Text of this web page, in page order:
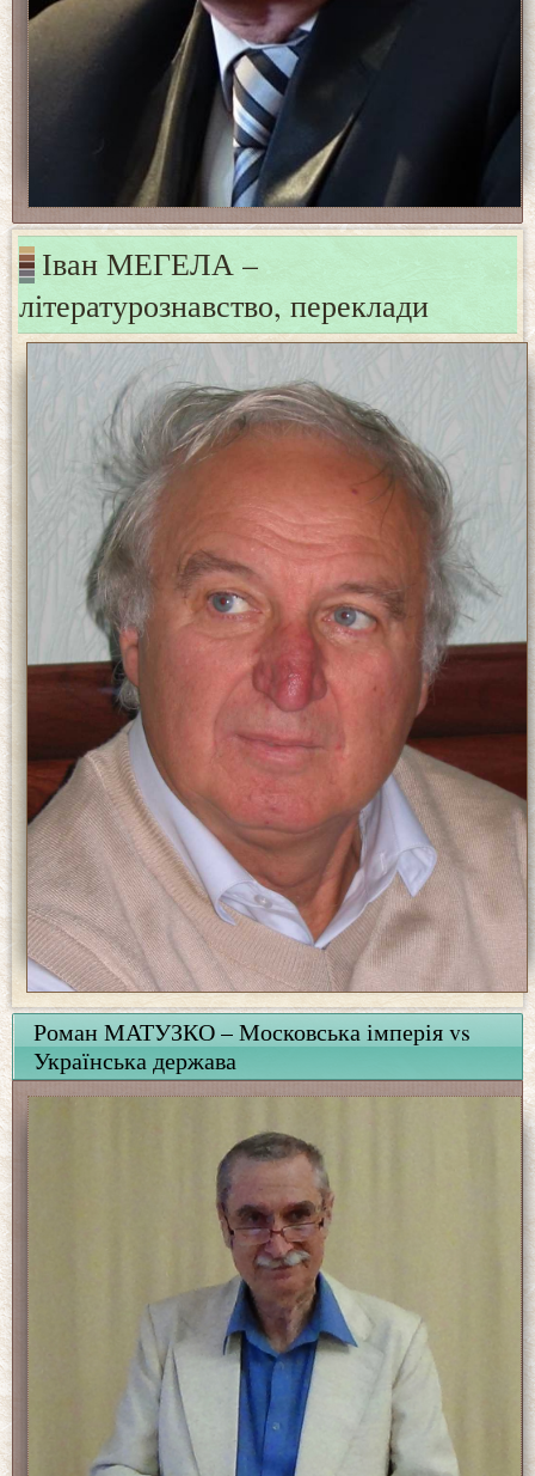
Іван МЕГЕЛА –
літературознавство, переклади
Роман МАТУЗКО – Московська імперія vs
Українська держава